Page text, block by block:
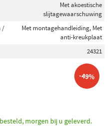
Met akoestische
slijtagewaarschuwing
/
Met montagehandleiding, Met
anti-kreukplaat
24321
-49%
morgen bij u geleverd.